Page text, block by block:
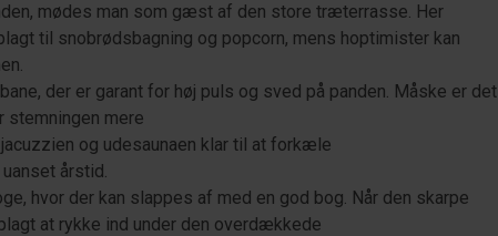
mødes man som gæst af den store træterrasse. Her
til snobrødsbagning og popcorn, mens hoptimister kan
der er garant for høj puls og sved på panden. Måske er det
stemningen mere
og udesaunaen klar til at forkæle
årstid.
hvor der kan slappes af med en god bog. Når den skarpe
at rykke ind under den overdækkede